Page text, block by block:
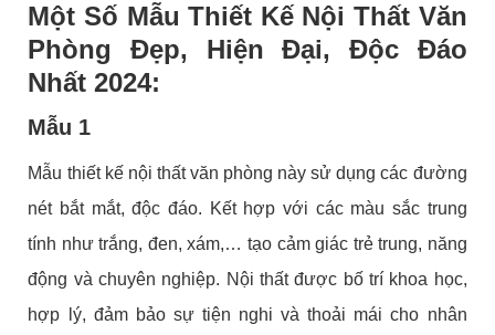
Một Số Mẫu Thiết Kế Nội Thất Văn
Phòng Đẹp, Hiện Đại, Độc Đáo
Nhất 2024:
Mẫu 1
Mẫu thiết kế nội thất văn phòng này sử dụng các đường
nét bắt mắt, độc đáo. Kết hợp với các màu sắc trung
tính như trắng, đen, xám,… tạo cảm giác trẻ trung, năng
động và chuyên nghiệp. Nội thất được bố trí khoa học,
hợp lý, đảm bảo sự tiện nghi và thoải mái cho nhân